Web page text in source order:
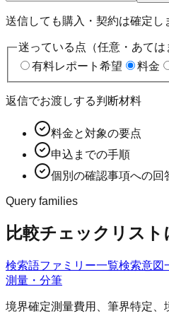
送信しても購入・契約は確定
迷っている点（任意・あては
有料レポート希望
料金
返信でお渡しする判断材料
料金と対象の要点
申込までの手順
個別の確認事項への回
Query families
比較チェックリス
検索語ファミリー一覧検索意図
測量・分筆
境界確定測量費用、筆界特定